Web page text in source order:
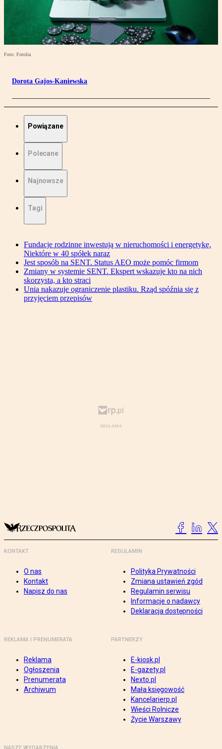
Foto: Fotolia
Dorota Gajos-Kaniewska
Powiązane
Polecane
Najnowsze
Tagi
Fundacje rodzinne inwestują w nieruchomości i energetykę.
Niektóre w 40 spółek naraz
Jest sposób na SENT. Status AEO może pomóc firmom
Zmiany w systemie SENT. Ekspert wskazuje kto na nich
skorzysta, a kto straci
Unia nakazuje ograniczenie plastiku. Rząd spóźnia się z
przyjęciem przepisów
KONTAKT
O nas
Kontakt
Napisz do nas
REGULAMIN
Polityka Prywatności
Zmiana ustawień zgód
Regulamin serwisu
Informacje o nadawcy
Deklaracja dostępności
REKLAMA I PRENUMERATA
Reklama
Ogłoszenia
Prenumerata
Archiwum
PARTNERZY
E-kiosk.pl
E-gazety.pl
Nexto.pl
Mała księgowość
Kancelarierp.pl
Wieści Rolnicze
Życie Warszawy